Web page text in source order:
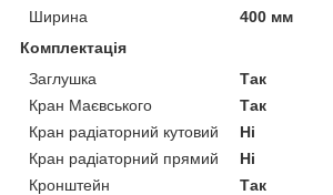
Ширина
400 мм
Комплектація
Заглушка
Так
Кран Маєвського
Так
Кран радіаторний кутовий
Ні
Кран радіаторний прямий
Ні
Кронштейн
Так